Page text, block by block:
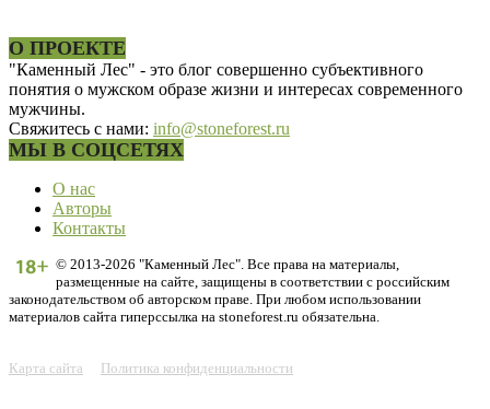
О ПРОЕКТЕ
"Каменный Лес" - это блог совершенно субъективного
понятия о мужском образе жизни и интересах современного
мужчины.
Свяжитесь с нами: info@stoneforest.ru
МЫ В СОЦСЕТЯХ
О нас
Авторы
Контакты
© 2013-2026 "Каменный Лес". Все права на материалы,
размещенные на сайте, защищены в соответствии с российским
законодательством об авторском праве. При любом использовании
материалов сайта гиперссылка на stoneforest.ru обязательна.
Карта сайта Политика конфиденциальности